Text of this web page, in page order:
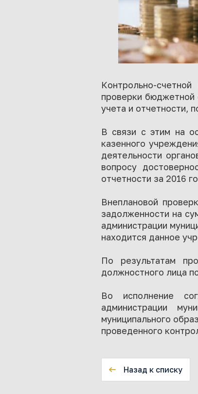
Контрольно-
проверки бюджетной
учета и отчетности,
В связи с этим на
казенного
деятельности
вопросу
отчетности за 2016
Внеплановой
задолженности на
администрации
находится данное
По результатам
должностного лица
Во исполнение
администрации
муниципального
проведенного
Назад к списку